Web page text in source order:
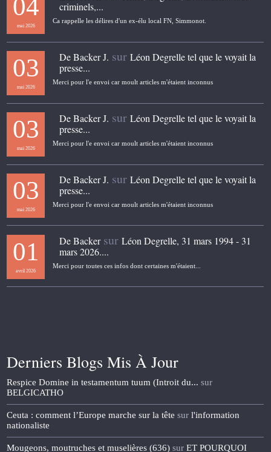
04
mai 2026
criminels,...
Ca rappelle les délires d'un ex-élu local FN, Simmonot.
03
mai 2026
De Backer J. surLéon Degrelle tel que le voyait la
presse...
Merci pour l'e envoi car moult articles m'étaient inconnus
03
mai 2026
De Backer J. surLéon Degrelle tel que le voyait la
presse...
Merci pour l'e envoi car moult articles m'étaient inconnus
03
mai 2026
De Backer J. surLéon Degrelle tel que le voyait la
presse...
Merci pour l'e envoi car moult articles m'étaient inconnus
01
avril 2026
De BackersurLéon Degrelle, 31 mars 1994 - 31
mars 2026....
Merci pour toutes ces infos dont certaines m'étaient...
Derniers Blogs Mis À Jour
Respice Domine in testamentum tuum (Introit du... sur
BELGICATHO
Ceuta : comment l’Europe marche sur la tête surl'information
nationaliste
Mougeons, moutruches et muselières (636) surET POURQUOI